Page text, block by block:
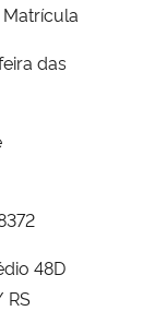
das
48D
RS